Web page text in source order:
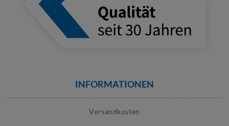
INFORMATIONEN
Versandkosten